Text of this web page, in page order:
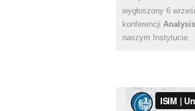
wygłoszony 6
konferencji
naszym Instytucie.